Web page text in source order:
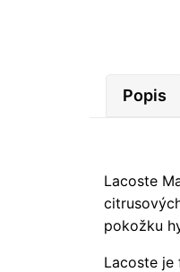
Popis
Lacoste
pokožku
Lacoste je